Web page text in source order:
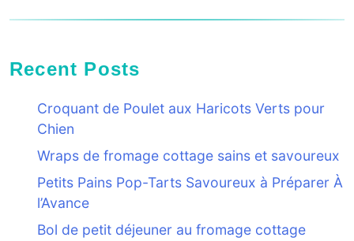
Recent Posts
Croquant de Poulet aux Haricots Verts pour
Chien
Wraps de fromage cottage sains et savoureux
Petits Pains Pop-Tarts Savoureux à Préparer À
l’Avance
Bol de petit déjeuner au fromage cottage